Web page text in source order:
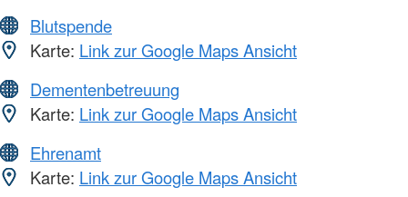
Blutspende
Karte: Link zur Google Maps Ansicht
Dementenbetreuung
Karte: Link zur Google Maps Ansicht
Ehrenamt
Karte: Link zur Google Maps Ansicht